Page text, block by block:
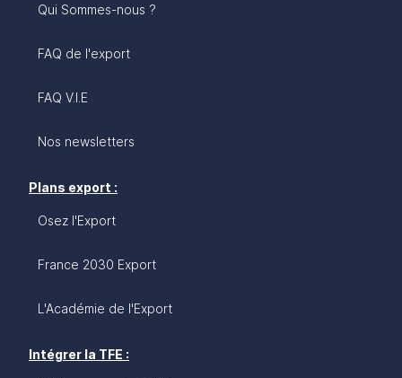
Qui Sommes-nous ?
FAQ de l'export
FAQ V.I.E
Nos newsletters
Plans export :
Osez l'Export
France 2030 Export
L'Académie de l'Export
Intégrer la TFE :